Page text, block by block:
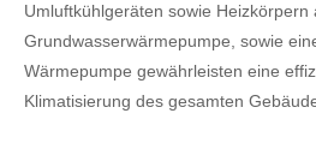
Umluftkühlgeräten sowie Heizkörpern
Grundwasserwärmepumpe, sowie
Wärmepumpe gewährleisten eine
Klimatisierung des gesamten